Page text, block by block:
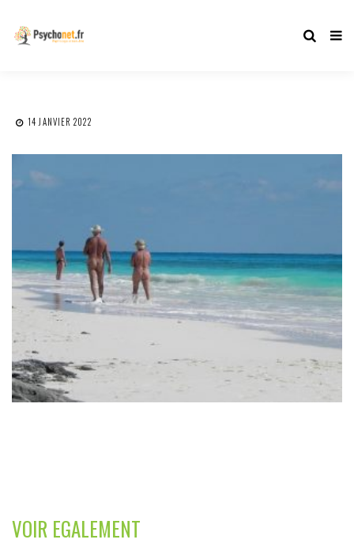
14 JANVIER 2022
VOIR EGALEMENT